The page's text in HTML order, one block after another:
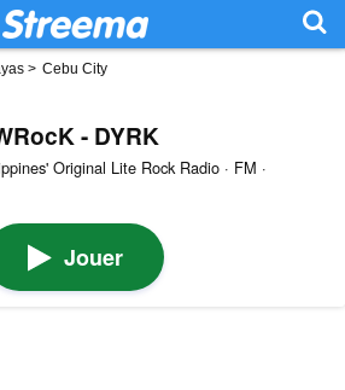
> Cebu City
- DYRK
Original Lite Rock Radio · FM ·
Jouer